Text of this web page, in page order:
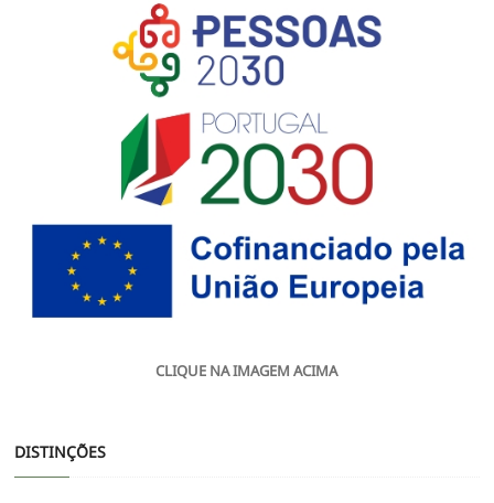
CLIQUE NA IMAGEM ACIMA
DISTINÇÕES